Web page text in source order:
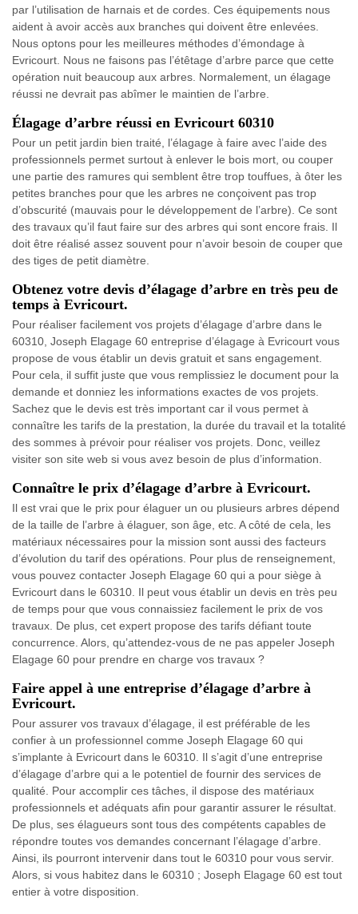
par l’utilisation de harnais et de cordes. Ces équipements nous
aident à avoir accès aux branches qui doivent être enlevées.
Nous optons pour les meilleures méthodes d’émondage à
Evricourt. Nous ne faisons pas l’étêtage d’arbre parce que cette
opération nuit beaucoup aux arbres. Normalement, un élagage
réussi ne devrait pas abîmer le maintien de l’arbre.
Élagage d’arbre réussi en Evricourt 60310
Pour un petit jardin bien traité, l’élagage à faire avec l’aide des
professionnels permet surtout à enlever le bois mort, ou couper
une partie des ramures qui semblent être trop touffues, à ôter les
petites branches pour que les arbres ne conçoivent pas trop
d’obscurité (mauvais pour le développement de l’arbre). Ce sont
des travaux qu’il faut faire sur des arbres qui sont encore frais. Il
doit être réalisé assez souvent pour n’avoir besoin de couper que
des tiges de petit diamètre.
Obtenez votre devis d’élagage d’arbre en très peu de
temps à Evricourt.
Pour réaliser facilement vos projets d’élagage d’arbre dans le
60310, Joseph Elagage 60 entreprise d’élagage à Evricourt vous
propose de vous établir un devis gratuit et sans engagement.
Pour cela, il suffit juste que vous remplissiez le document pour la
demande et donniez les informations exactes de vos projets.
Sachez que le devis est très important car il vous permet à
connaître les tarifs de la prestation, la durée du travail et la totalité
des sommes à prévoir pour réaliser vos projets. Donc, veillez
visiter son site web si vous avez besoin de plus d’information.
Connaître le prix d’élagage d’arbre à Evricourt.
Il est vrai que le prix pour élaguer un ou plusieurs arbres dépend
de la taille de l’arbre à élaguer, son âge, etc. A côté de cela, les
matériaux nécessaires pour la mission sont aussi des facteurs
d’évolution du tarif des opérations. Pour plus de renseignement,
vous pouvez contacter Joseph Elagage 60 qui a pour siège à
Evricourt dans le 60310. Il peut vous établir un devis en très peu
de temps pour que vous connaissiez facilement le prix de vos
travaux. De plus, cet expert propose des tarifs défiant toute
concurrence. Alors, qu’attendez-vous de ne pas appeler Joseph
Elagage 60 pour prendre en charge vos travaux ?
Faire appel à une entreprise d’élagage d’arbre à
Evricourt.
Pour assurer vos travaux d’élagage, il est préférable de les
confier à un professionnel comme Joseph Elagage 60 qui
s’implante à Evricourt dans le 60310. Il s’agit d’une entreprise
d’élagage d’arbre qui a le potentiel de fournir des services de
qualité. Pour accomplir ces tâches, il dispose des matériaux
professionnels et adéquats afin pour garantir assurer le résultat.
De plus, ses élagueurs sont tous des compétents capables de
répondre toutes vos demandes concernant l’élagage d’arbre.
Ainsi, ils pourront intervenir dans tout le 60310 pour vous servir.
Alors, si vous habitez dans le 60310 ; Joseph Elagage 60 est tout
entier à votre disposition.